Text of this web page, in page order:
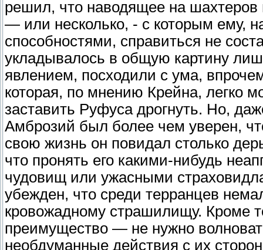
решил, что наводящее на шахтеров
— или несколько, - с которым ему,
способностями, справиться не
укладывалось в общую картину
явлением, посходили с ума,
которая, по мнению Крейна, легко
заставить Руфуса дрогнуть. Но,
Амброзий был более чем уверен,
свою жизнь он повидал столько
что пронять его какими-нибудь
чудовищ или ужасными
убежден, что среди терранцев
кровожадному страшилищу. Кроме
преимущество — не нужно
необдуманные действия с их